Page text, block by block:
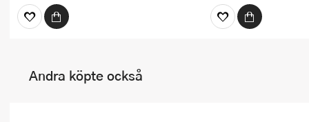
Andra köpte också